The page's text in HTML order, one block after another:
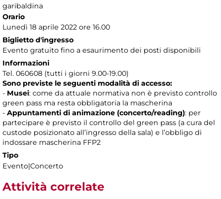
garibaldina
Orario
Lunedì 18 aprile 2022 ore 16.00
Biglietto d'ingresso
Evento gratuito fino a esaurimento dei posti disponibili
Informazioni
Tel. 060608 (tutti i giorni 9.00-19.00)
Sono previste le seguenti modalità di accesso:
- Musei: come da attuale normativa non è previsto controllo
green pass ma resta obbligatoria la mascherina
- Appuntamenti di animazione (concerto/reading): per
partecipare è previsto il controllo del green pass (a cura del
custode posizionato all’ingresso della sala) e l’obbligo di
indossare mascherina FFP2
Tipo
Evento|Concerto
Attività correlate